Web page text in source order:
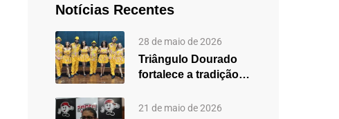
Notícias Recentes
28 de maio de 2026
Triângulo Dourado
fortalece a tradição
das…
21 de maio de 2026